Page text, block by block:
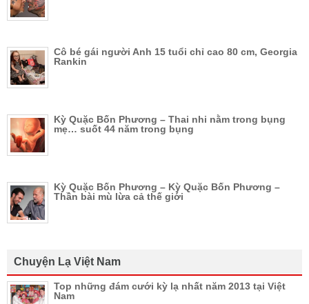
Cô bé gái người Anh 15 tuổi chỉ cao 80 cm, Georgia
Rankin
Kỳ Quặc Bốn Phương – Thai nhi nằm trong bụng
mẹ… suốt 44 năm trong bụng
Kỳ Quặc Bốn Phương – Kỳ Quặc Bốn Phương –
Thần bài mù lừa cả thế giới
Chuyện Lạ Việt Nam
Top những đám cưới kỳ lạ nhất năm 2013 tại Việt
Nam